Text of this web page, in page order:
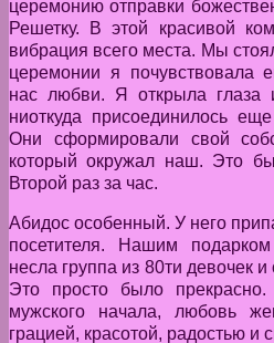
церемонию отправки
Решетку. В этой красивой
вибрация всего места. Мы
церемонии я
нас любви. Я открыла глаза
ниоткуда присоединилось
Они сформировали свой
который окружал наш. Это
Второй раз за час.
Абидос особенный. У него
посетителя. Нашим
несла группа из 80ти девочек
Это просто было
мужского начала, любовь
грацией, красотой, радостью и